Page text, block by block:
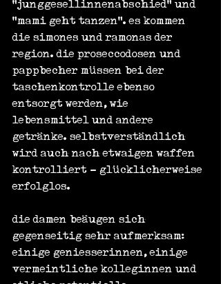
"junggesellinnenabschied" und
"mami geht tanzen". es kommen
die simones und ramonas der
region. die proseccodosen und
pappbecher müssen bei der
taschenkontrolle ebenso
entsorgt werden, wie
lebensmittel und andere
getränke. selbstverständlich
wird auch nach etwaigen waffen
kontrolliert - glücklicherweise
erfolglos.
die damen beäugen sich
gegenseitig sehr aufmerksam:
einige geniesserinnen, einige
vermeintliche kolleginnen und